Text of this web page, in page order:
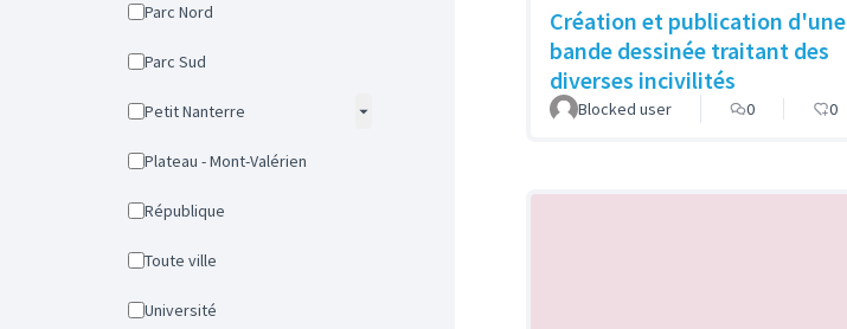
Parc Nord
Parc Sud
Petit Nanterre
Plateau - Mont-Valérien
République
Toute ville
Université
Création et publication d'une
bande dessinée traitant des
diverses incivilités
Blocked user 0 0